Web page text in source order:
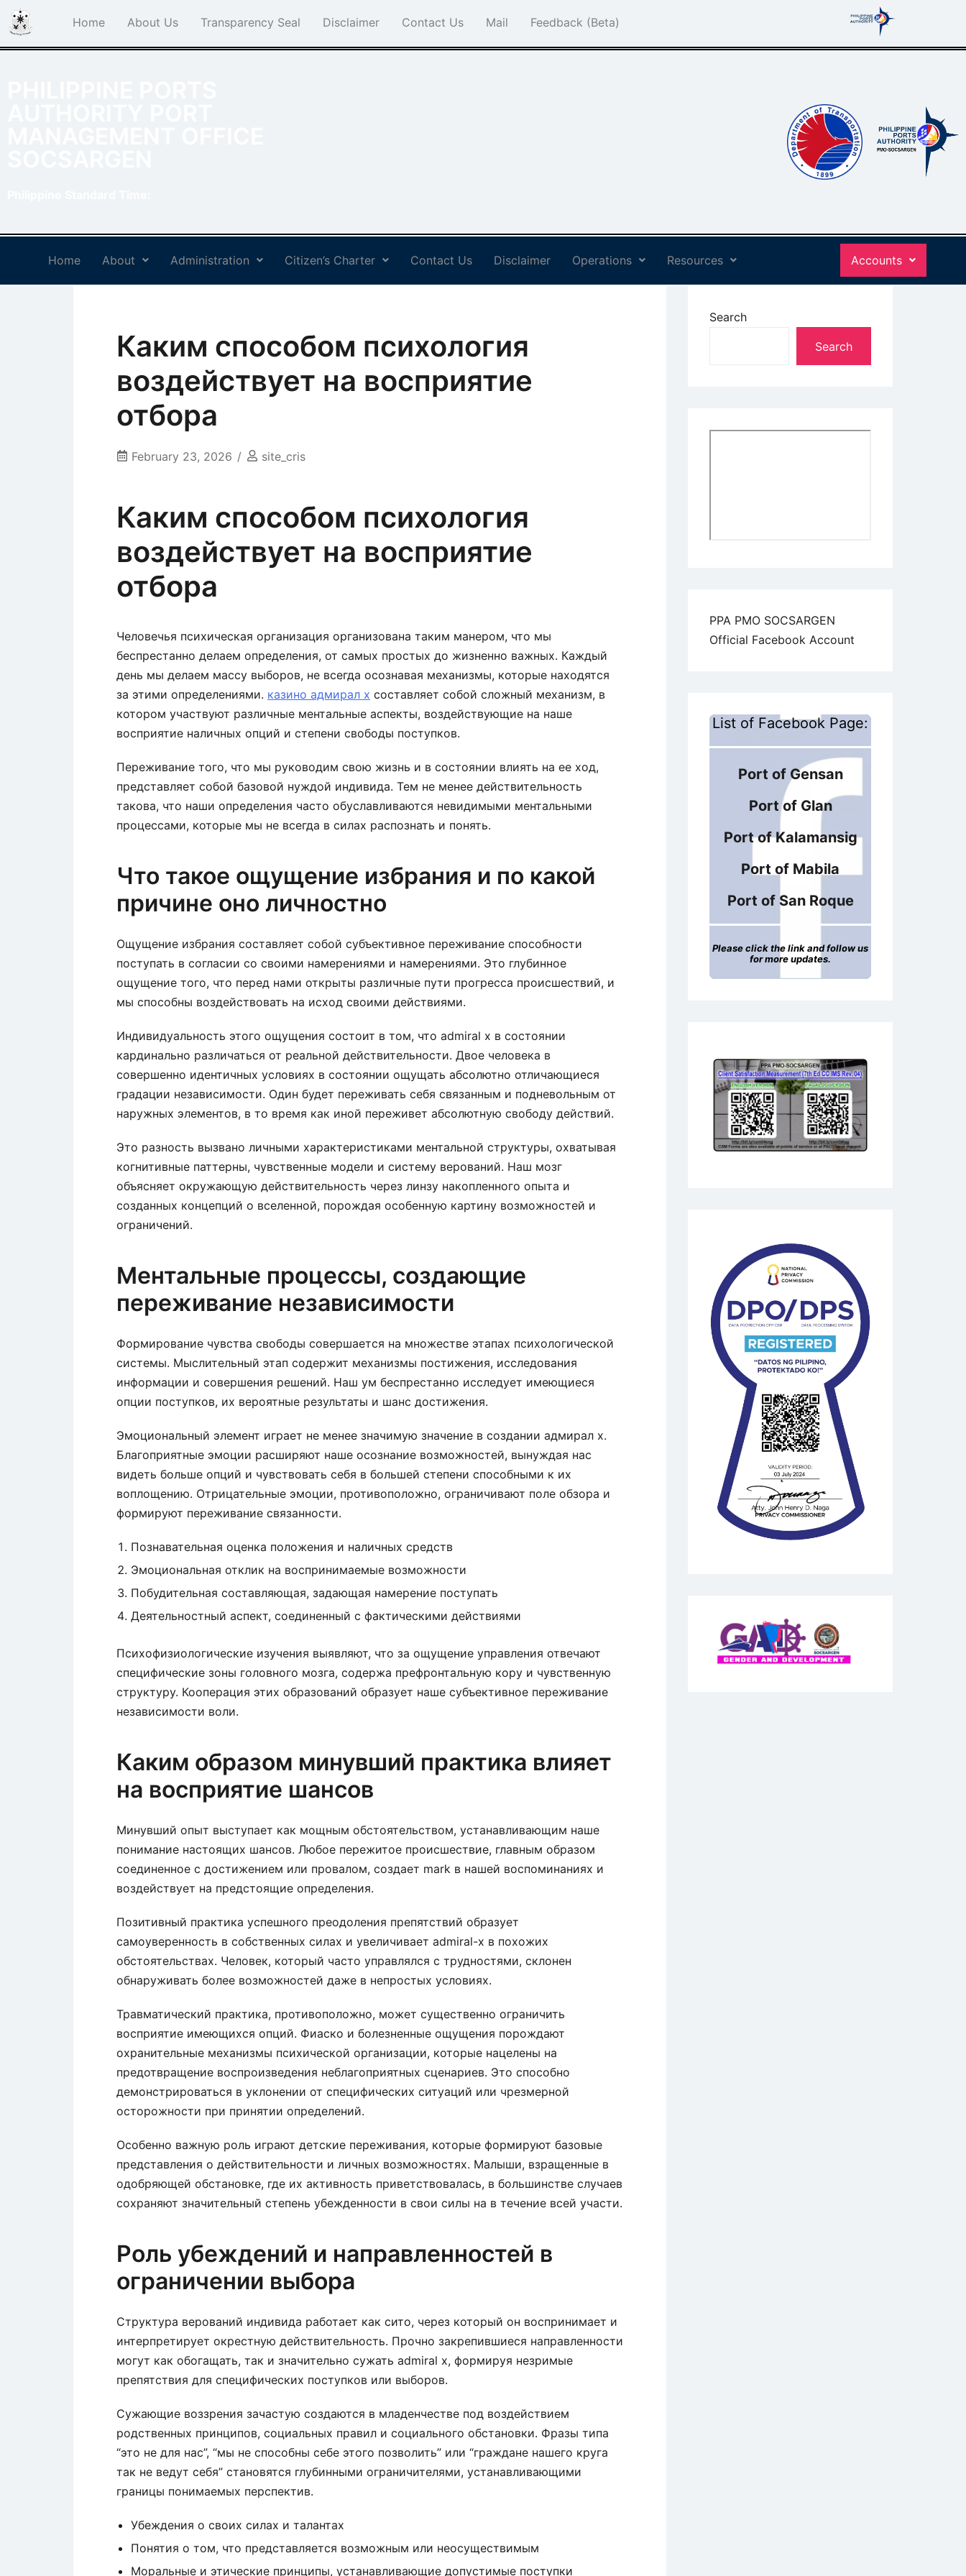
Home About Us Transparency Seal Disclaimer Contact Us Mail Feedback (Beta)
Home About Administration Citizen’s Charter Contact Us Disclaimer Operations Resources Accounts
Каким способом психология
воздействует на восприятие
отбора
February 23, 2026 site_cris
Каким способом психология
воздействует на восприятие
отбора
Человечья психическая организация организована таким манером, что мы
беспрестанно делаем определения, от самых простых до жизненно важных. Каждый
день мы делаем массу выборов, не всегда осознавая механизмы, которые находятся
за этими определениями. казино адмирал х составляет собой сложный механизм, в
котором участвуют различные ментальные аспекты, воздействующие на наше
восприятие наличных опций и степени свободы поступков.
Переживание того, что мы руководим свою жизнь и в состоянии влиять на ее ход,
представляет собой базовой нуждой индивида. Тем не менее действительность
такова, что наши определения часто обуславливаются невидимыми ментальными
процессами, которые мы не всегда в силах распознать и понять.
Что такое ощущение избрания и по какой
причине оно личностно
Ощущение избрания составляет собой субъективное переживание способности
поступать в согласии со своими намерениями и намерениями. Это глубинное
ощущение того, что перед нами открыты различные пути прогресса происшествий, и
мы способны воздействовать на исход своими действиями.
Индивидуальность этого ощущения состоит в том, что admiral x в состоянии
кардинально различаться от реальной действительности. Двое человека в
совершенно идентичных условиях в состоянии ощущать абсолютно отличающиеся
градации независимости. Один будет переживать себя связанным и подневольным от
наружных элементов, в то время как иной переживет абсолютную свободу действий.
Это разность вызвано личными характеристиками ментальной структуры, охватывая
когнитивные паттерны, чувственные модели и систему верований. Наш мозг
объясняет окружающую действительность через линзу накопленного опыта и
созданных концепций о вселенной, порождая особенную картину возможностей и
ограничений.
Ментальные процессы, создающие
переживание независимости
Формирование чувства свободы совершается на множестве этапах психологической
системы. Мыслительный этап содержит механизмы постижения, исследования
информации и совершения решений. Наш ум беспрестанно исследует имеющиеся
опции поступков, их вероятные результаты и шанс достижения.
Эмоциональный элемент играет не менее значимую значение в создании адмирал х.
Благоприятные эмоции расширяют наше осознание возможностей, вынуждая нас
видеть больше опций и чувствовать себя в большей степени способными к их
воплощению. Отрицательные эмоции, противоположно, ограничивают поле обзора и
формируют переживание связанности.
Познавательная оценка положения и наличных средств
Эмоциональная отклик на воспринимаемые возможности
Побудительная составляющая, задающая намерение поступать
Деятельностный аспект, соединенный с фактическими действиями
Психофизиологические изучения выявляют, что за ощущение управления отвечают
специфические зоны головного мозга, содержа префронтальную кору и чувственную
структуру. Кооперация этих образований образует наше субъективное переживание
независимости воли.
Каким образом минувший практика влияет
на восприятие шансов
Минувший опыт выступает как мощным обстоятельством, устанавливающим наше
понимание настоящих шансов. Любое пережитое происшествие, главным образом
соединенное с достижением или провалом, создает mark в нашей воспоминаниях и
воздействует на предстоящие определения.
Позитивный практика успешного преодоления препятствий образует
самоуверенность в собственных силах и увеличивает admiral-x в похожих
обстоятельствах. Человек, который часто управлялся с трудностями, склонен
обнаруживать более возможностей даже в непростых условиях.
Травматический практика, противоположно, может существенно ограничить
восприятие имеющихся опций. Фиаско и болезненные ощущения порождают
охранительные механизмы психической организации, которые нацелены на
предотвращение воспроизведения неблагоприятных сценариев. Это способно
демонстрироваться в уклонении от специфических ситуаций или чрезмерной
осторожности при принятии определений.
Особенно важную роль играют детские переживания, которые формируют базовые
представления о действительности и личных возможностях. Малыши, взращенные в
одобряющей обстановке, где их активность приветствовалась, в большинстве случаев
сохраняют значительный степень убежденности в свои силы на в течение всей участи.
Роль убеждений и направленностей в
ограничении выбора
Структура верований индивида работает как сито, через который он воспринимает и
интерпретирует окрестную действительность. Прочно закрепившиеся направленности
могут как обогащать, так и значительно сужать admiral x, формируя незримые
препятствия для специфических поступков или выборов.
Сужающие воззрения зачастую создаются в младенчестве под воздействием
родственных принципов, социальных правил и социального обстановки. Фразы типа
“это не для нас”, “мы не способны себе этого позволить” или “граждане нашего круга
так не ведут себя” становятся глубинными ограничителями, устанавливающими
границы понимаемых перспектив.
Убеждения о своих силах и талантах
Понятия о том, что представляется возможным или неосуществимым
Моральные и этические принципы, устанавливающие допустимые поступки
Search
Search
PPA PMO SOCSARGEN
Official Facebook Account
List of Facebook Page:
Port of Gensan
Port of Glan
Port of Kalamansig
Port of Mabila
Port of San Roque
Please click the link and follow us
for more updates.